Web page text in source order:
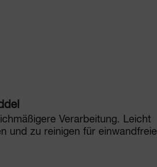
Verarbeitung. Leicht
und zu reinigen für einwandfreie